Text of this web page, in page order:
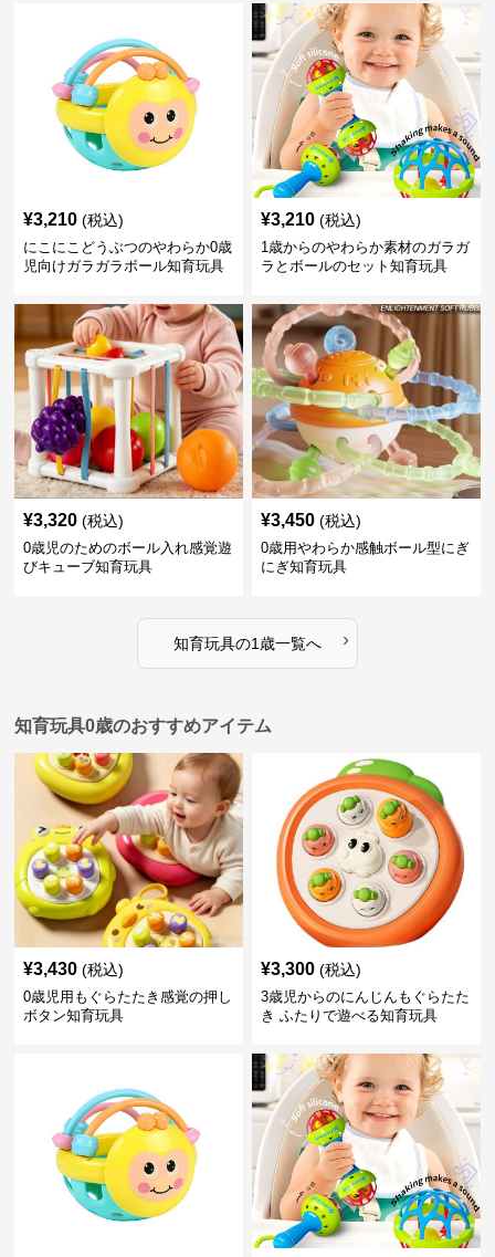
¥3,210 (税込)
にこにこどうぶつのやわらか0歳
児向けガラガラボール知育玩具
¥3,210 (税込)
1歳からのやわらか素材のガラガ
ラとボールのセット知育玩具
¥3,320 (税込)
0歳児のためのボール入れ感覚遊
びキューブ知育玩具
¥3,450 (税込)
0歳用やわらか感触ボール型にぎ
にぎ知育玩具
知育玩具の1歳一覧へ ›
知育玩具0歳のおすすめアイテム
¥3,430 (税込)
0歳児用もぐらたたき感覚の押し
ボタン知育玩具
¥3,300 (税込)
3歳児からのにんじんもぐらたた
き ふたりで遊べる知育玩具